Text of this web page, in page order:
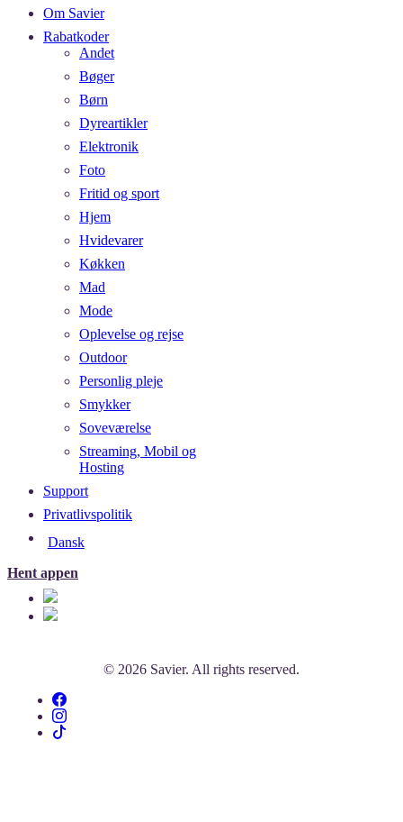
Om Savier
Rabatkoder
Andet
Bøger
Børn
Dyreartikler
Elektronik
Foto
Fritid og sport
Hjem
Hvidevarer
Køkken
Mad
Mode
Oplevelse og rejse
Outdoor
Personlig pleje
Smykker
Soveværelse
Streaming, Mobil og
Hosting
Support
Privatlivspolitik
Dansk
Hent appen
© 2026 Savier. All rights reserved.